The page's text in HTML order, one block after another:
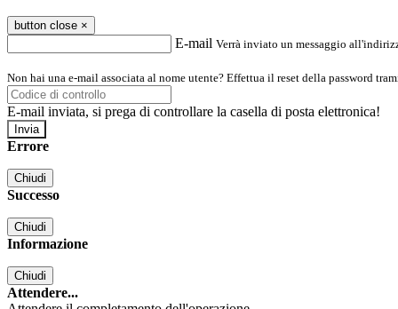
button close ×
E-mail Verrà inviato un messaggio
Non hai una e-mail associata al nome utente? Effettua il reset della password
E-mail inviata, si prega di controllare la casella di posta elettronica!
Errore
Chiudi
Successo
Chiudi
Informazione
Chiudi
Attendere...